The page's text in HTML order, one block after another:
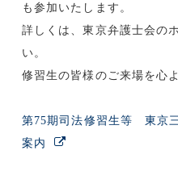
も参加いたします。
詳しくは、東京弁護士会の
い。
修習生の皆様のご来場を心
第75期司法修習生等 東京
案内